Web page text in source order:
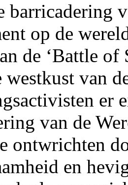
barricadering
op de
de ‘Battle of
westkust van
er
van de
ontwrichten
en